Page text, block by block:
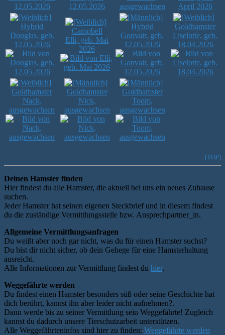
Hybrid
Douglas, geb.
12.05.2026
Campbell
Elli, geb. Mai
2026
Hybrid
Gonvair, geb.
12.05.2026
Goldhamster
Liselotte, geb.
18.04.2026
Goldhamster
Nack,
ausgewachsen
Goldhamster
Nick,
ausgewachsen
Goldhamster
Toom,
ausgewachsen
[TOP]
Deinen Hamster finden
Hier findest du alle Hamster, die aktuell bei uns ein neues Zuhause
suchen.
Jeder Hamster hat seinen eigenen Steckbrief und in diesem findest
du die zuständige Vermittlungsstelle bzw. Ansprechpartner_in.
Allgemeine Vermittlungsanfragen
Du weißt aber noch gar nicht, was du für einen Hamster suchst?
Du bist dir nicht sicher, ob dein Gehege für eine Hamsterhaltung
ausreicht.
Alle Informationen zur Vermittlung findest du hier.
Weggefährte werden
Du findest einen Hamster besonders süß oder seine Geschichte hat
dich berührt, kannst ihn aber leider nicht aufnehmen?.
Dann werde bis zu seiner Vermittlung sein Weggefährte! Zugleich
kannst du dadurch unsere Tierschutzarbeit unterstützen.
Alle Weggefährteninfos sind hier zu finden: Weggefährte werden